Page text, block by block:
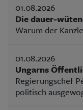
01.08.2026
Die dauer-
Warum der
01.08.2026
Ungarns
Regierungschef
politisch